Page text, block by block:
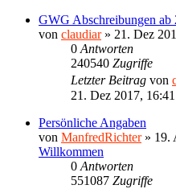
GWG Abschreibungen ab
von claudiar» 21. Dez
0 Antworten
240540 Zugriffe
Letzter Beitrag von
21. Dez 2017, 16:41
Persönliche Angaben
von ManfredRichter» 19.
Willkommen
0 Antworten
551087 Zugriffe